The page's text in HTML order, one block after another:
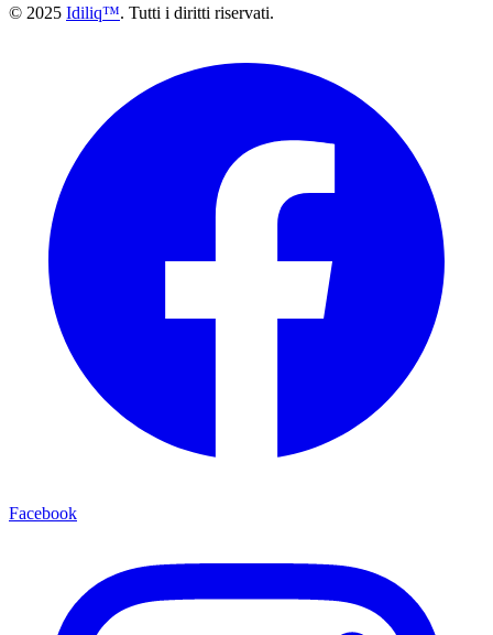
© 2025 Idiliq™. Tutti i diritti riservati.
Facebook